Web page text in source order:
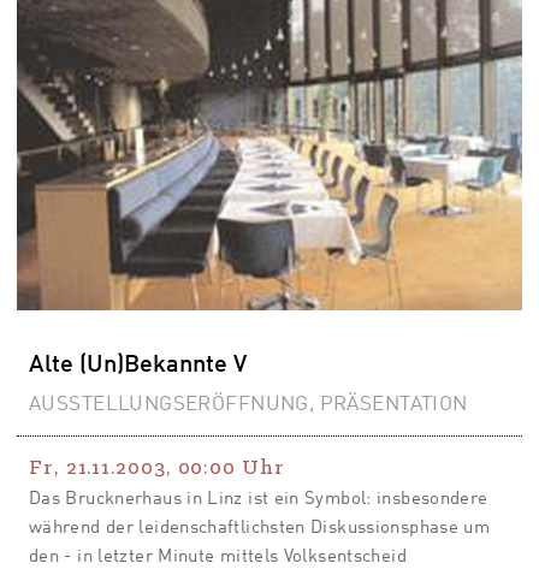
Alte (Un)Bekannte V
AUSSTELLUNGSERÖFFNUNG, PRÄSENTATION
Fr, 21.11.2003, 00:00 Uhr
Das Brucknerhaus in Linz ist ein Symbol: insbesondere
während der leidenschaftlichsten Diskussionsphase um
den - in letzter Minute mittels Volksentscheid